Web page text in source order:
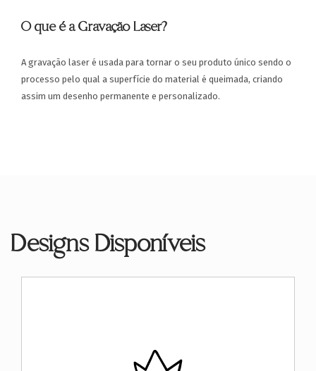
O que é a Gravação Laser?
A gravação laser é usada para tornar o seu produto único sendo o
processo pelo qual a superfície do material é queimada, criando
assim um desenho permanente e personalizado.
Designs Disponíveis